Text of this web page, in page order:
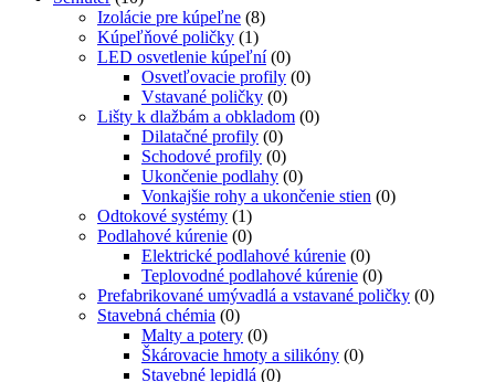
Izolácie pre kúpeľne (8)
Kúpeľňové poličky (1)
LED osvetlenie kúpeľní (0)
Osvetľovacie profily (0)
Vstavané poličky (0)
Lišty k dlažbám a obkladom (0)
Dilatačné profily (0)
Schodové profily (0)
Ukončenie podlahy (0)
Vonkajšie rohy a ukončenie stien (0)
Odtokové systémy (1)
Podlahové kúrenie (0)
Elektrické podlahové kúrenie (0)
Teplovodné podlahové kúrenie (0)
Prefabrikované umývadlá a vstavané poličky (0)
Stavebná chémia (0)
Malty a potery (0)
Škárovacie hmoty a silikóny (0)
Stavebné lepidlá (0)